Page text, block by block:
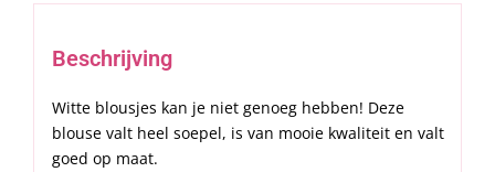
Beschrijving
Witte blousjes kan je niet genoeg hebben! Deze
blouse valt heel soepel, is van mooie kwaliteit en valt
goed op maat.